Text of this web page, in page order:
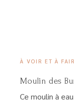
À VOIR ET À
Moulin des
Ce moulin à